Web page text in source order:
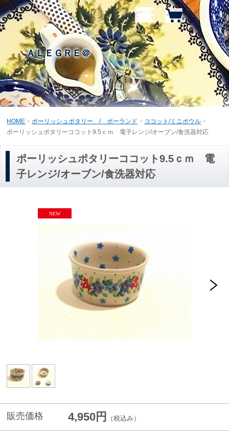
ＡＬＥＧＲＥ＠
HOME ポーリッシュポタリー / ポーランド
ココット/ミニボウル
ポーリッシュポタリーココット9.5ｃｍ 電子レンジ/オーブン/食洗器対応
ポーリッシュポタリーココット9.5ｃｍ 電
子レンジ/オーブン/食洗器対応
販売価格 4,950円 （税込み）